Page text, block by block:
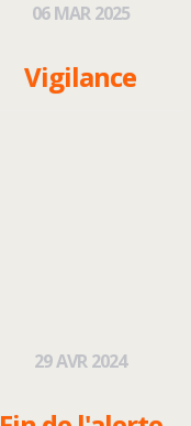
06 MAR 2025
Vigilance
29AVR 2024